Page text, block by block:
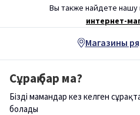
Вы также найдете нашу
интернет-
Магазины
Сұрақ бар ма?
Біздің мамандар кез келген
болады